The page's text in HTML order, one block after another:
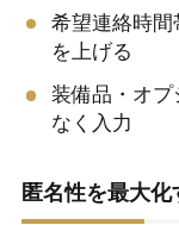
希望連絡時
を上げる
装備品・オプ
なく入力
匿名性を最大